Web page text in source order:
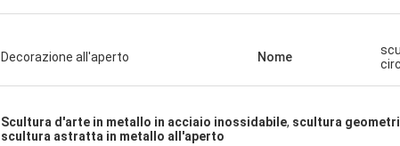
Decorazione all'aperto Nome
Scultura d'arte in metallo in acciaio inossidabile, scultura
scultura astratta in metallo all'aperto